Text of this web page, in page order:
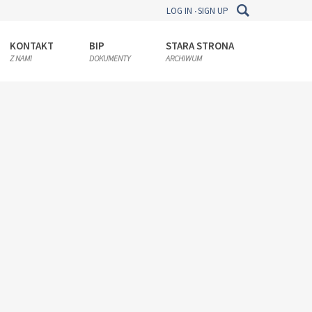
LOG IN SIGN UP
KONTAKT
Z NAMI
BIP
DOKUMENTY
STARA STRONA
ARCHIWUM